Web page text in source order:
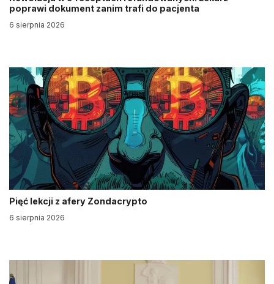
poprawi dokument zanim trafi do pacjenta
6 sierpnia 2026
Pięć lekcji z afery Zondacrypto
6 sierpnia 2026